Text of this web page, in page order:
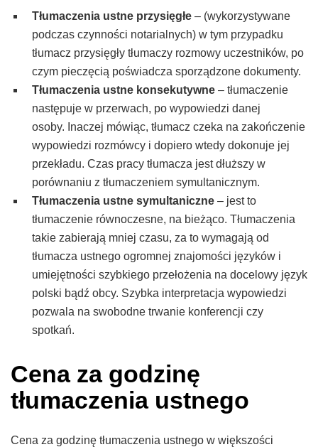
Tłumaczenia ustne przysięgłe – (wykorzystywane
podczas czynności notarialnych) w tym przypadku
tłumacz przysięgły tłumaczy rozmowy uczestników, po
czym pieczęcią poświadcza sporządzone dokumenty.
Tłumaczenia ustne konsekutywne – tłumaczenie
następuje w przerwach, po wypowiedzi danej
osoby. Inaczej mówiąc, tłumacz czeka na zakończenie
wypowiedzi rozmówcy i dopiero wtedy dokonuje jej
przekładu. Czas pracy tłumacza jest dłuższy w
porównaniu z tłumaczeniem symultanicznym.
Tłumaczenia ustne symultaniczne – jest to
tłumaczenie równoczesne, na bieżąco. Tłumaczenia
takie zabierają mniej czasu, za to wymagają od
tłumacza ustnego ogromnej znajomości języków i
umiejętności szybkiego przełożenia na docelowy język
polski bądź obcy. Szybka interpretacja wypowiedzi
pozwala na swobodne trwanie konferencji czy
spotkań.
Cena za godzinę
tłumaczenia ustnego
Cena za godzinę tłumaczenia ustnego w większości